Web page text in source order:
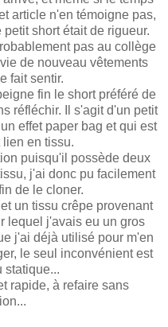
article n'en témoigne pas,
short était de rigueur.
pas au collège
de nouveau vêtements
fait sentir.
fin le short préféré de
réfléchir. Il s'agit d'un petit
effet paper bag et qui est
en tissu.
puisqu'il possède deux
j'ai donc pu facilement
de le cloner.
un tissu crêpe provenant
lequel j'avais eu un gros
j'ai déjà utilisé pour m'en
le seul inconvénient est
statique...
rapide, à refaire sans